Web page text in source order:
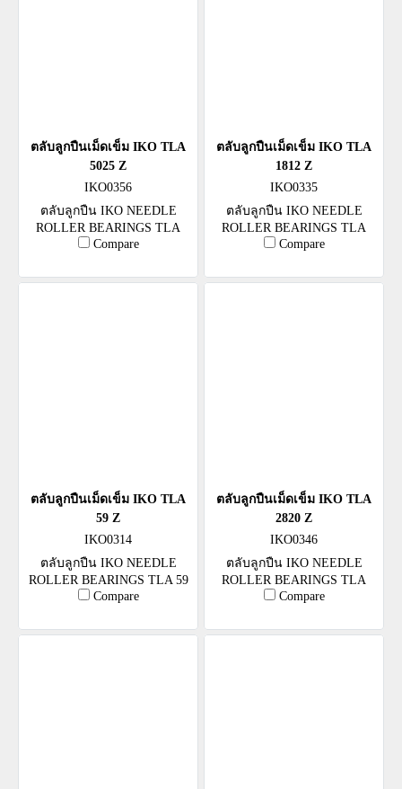
ตลับลูกปืนเม็ดเข็ม IKO TLA
5025 Z
IKO0356
ตลับลูกปืน IKO NEEDLE
ROLLER BEARINGS TLA
5025 Z
Compare
ตลับลูกปืนเม็ดเข็ม IKO TLA
1812 Z
IKO0335
ตลับลูกปืน IKO NEEDLE
ROLLER BEARINGS TLA
1812 Z
Compare
ตลับลูกปืนเม็ดเข็ม IKO TLA
59 Z
IKO0314
ตลับลูกปืน IKO NEEDLE
ROLLER BEARINGS TLA 59
Z
Compare
ตลับลูกปืนเม็ดเข็ม IKO TLA
2820 Z
IKO0346
ตลับลูกปืน IKO NEEDLE
ROLLER BEARINGS TLA
2820 Z
Compare